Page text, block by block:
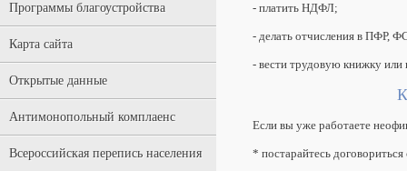
Программы благоустройства
Карта сайта
Открытые данные
Антимонопольный комплаенс
Всероссийская перепись населения
- платить НДФЛ;
- делать отчисления в
- вести трудовую книжку или
Если вы уже работаете
* постарайтесь